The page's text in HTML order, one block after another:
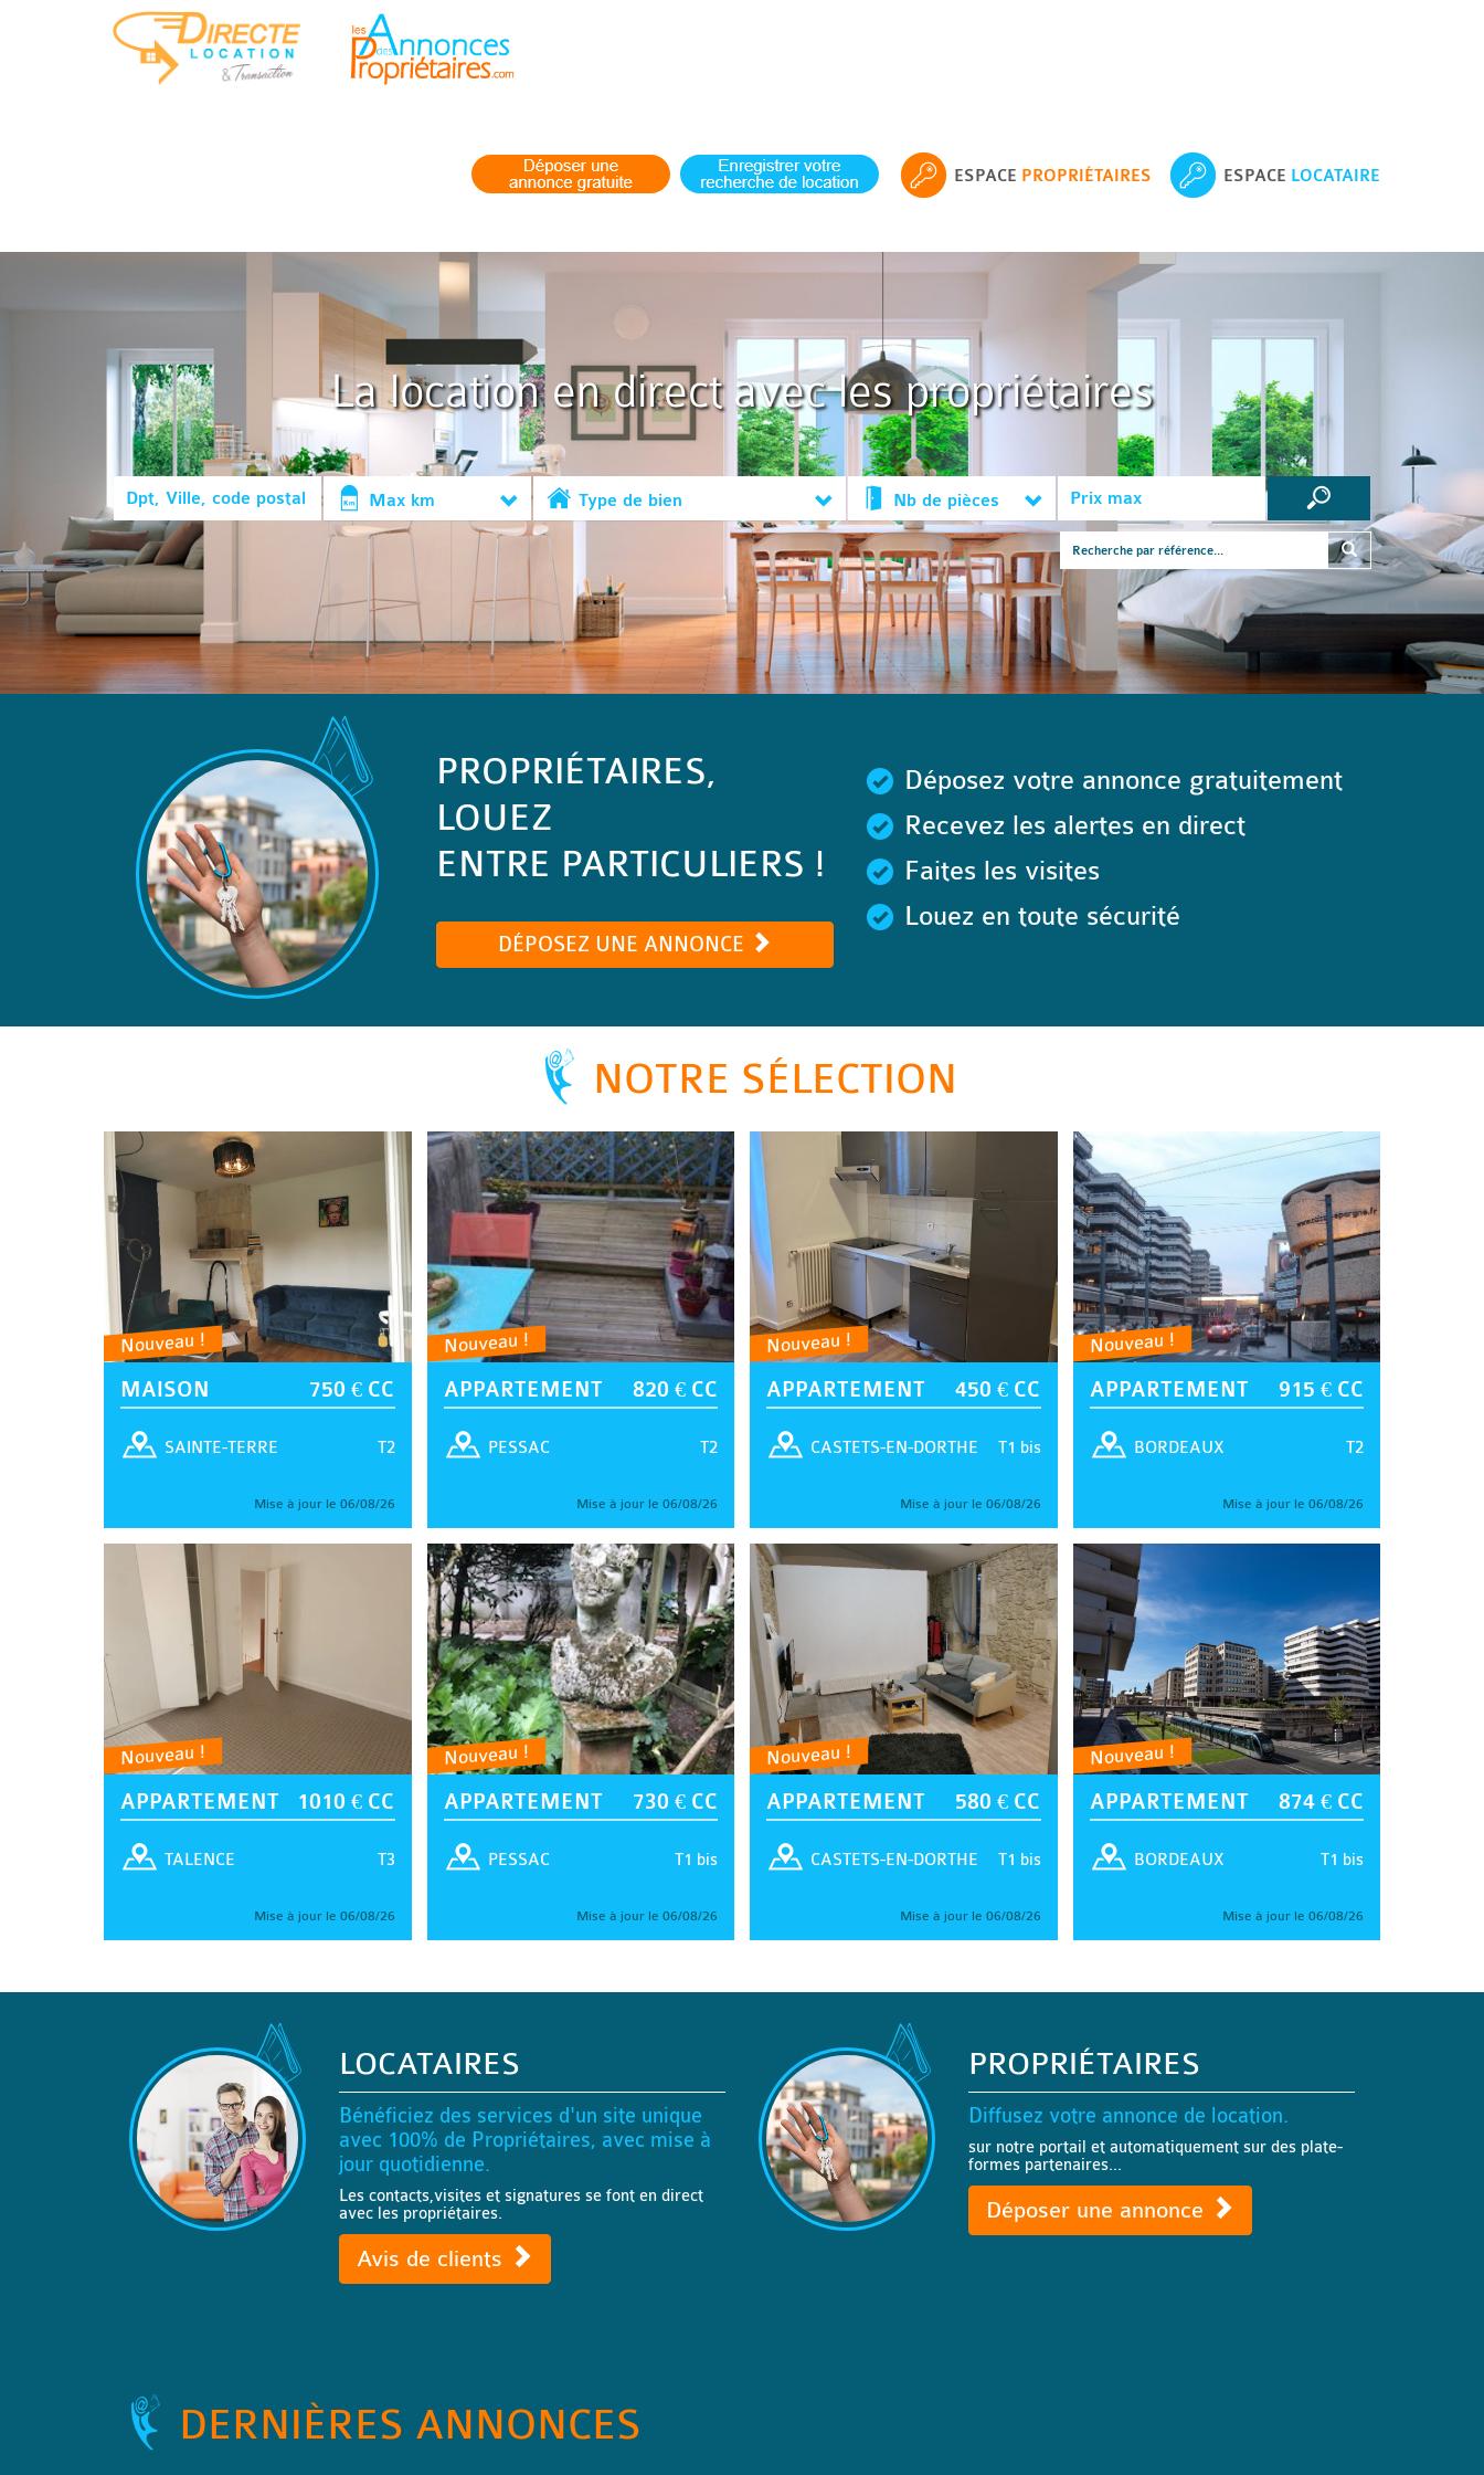
ESPACE PROPRIÉTAIRES ESPACE LOCATAIRE
La location en direct avec les propriétaires
Max km Type de bien Nb de pièces
PROPRIÉTAIRES,
LOUEZ
ENTRE PARTICULIERS !
DÉPOSEZ UNE ANNONCE
Déposez votre annonce gratuitement
Recevez les alertes en direct
Faites les visites
Louez en toute sécurité
NOTRE SÉLECTION
Nouveau !
MAISON 750 € CC
T2
SAINTE-TERRE
Mise à jour le 06/08/26
Nouveau !
APPARTEMENT 820 € CC
T2
PESSAC
Mise à jour le 06/08/26
Nouveau !
APPARTEMENT 450 € CC
T1 bis
CASTETS-EN-DORTHE
Mise à jour le 06/08/26
Nouveau !
APPARTEMENT 915 € CC
T2
BORDEAUX
Mise à jour le 06/08/26
Nouveau !
APPARTEMENT 1010 € CC
T3
TALENCE
Mise à jour le 06/08/26
Nouveau !
APPARTEMENT 730 € CC
T1 bis
PESSAC
Mise à jour le 06/08/26
Nouveau !
APPARTEMENT 580 € CC
T1 bis
CASTETS-EN-DORTHE
Mise à jour le 06/08/26
Nouveau !
APPARTEMENT 874 € CC
T1 bis
BORDEAUX
Mise à jour le 06/08/26
LOCATAIRES
Bénéficiez des services d'un site unique
avec 100% de Propriétaires, avec mise à
jour quotidienne.
Les contacts,visites et signatures se font en direct
avec les propriétaires.
Avis de clients
PROPRIÉTAIRES
Diffusez votre annonce de location.
sur notre portail et automatiquement sur des plate-
formes partenaires...
Déposer une annonce
DERNIÈRES ANNONCES